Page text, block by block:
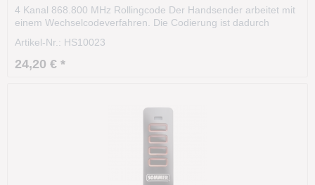
4 Kanal 868.800 MHz Rollingcode Der Handsender arbeitet mit
einem Wechselcodeverfahren. Die Codierung ist dadurch
bestimmten Regel (Algorithmus). Die Sendereichweite beträgt
ca. 35m und kann sogar aus dem KFZ heraus...
Artikel-Nr.: HS10023
24,20 € *